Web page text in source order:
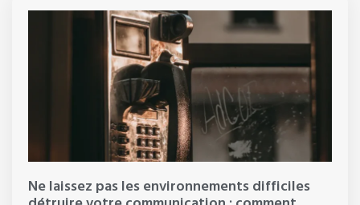
Ne laissez pas les environnements difficiles